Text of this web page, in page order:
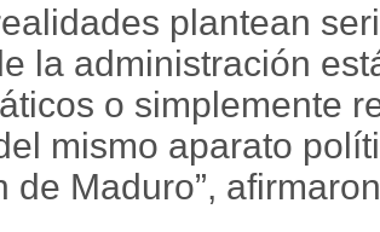
plantean
la administración
o simplemente
mismo aparato
de Maduro”,